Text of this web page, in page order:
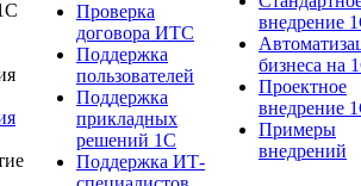
Проверка
договора ИТС
Поддержка
пользователей
Поддержка
прикладных
решений 1С
Поддержка ИТ-
внедрение
бизнеса на
Проектное
внедрение
Примеры
внедрений